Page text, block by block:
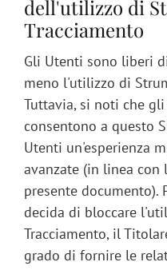
dell'utilizzo di
Tracciamento
Gli Utenti sono liberi
meno l'utilizzo di
Tuttavia, si noti che
consentono a questo
Utenti un'esperienza
avanzate (in linea
presente documento).
decida di bloccare
Tracciamento, il
grado di fornire le